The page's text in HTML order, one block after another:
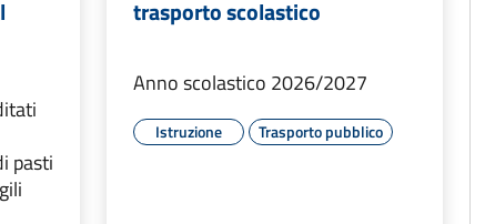
pasti
trasporto scolastico
Anno scolastico 2026/2027
Istruzione Trasporto pubblico